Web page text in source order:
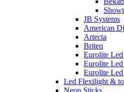
JB Systems
American Dj
Artecta
Briteq
Eurolite
Eurolite Led
Eurolite
Led Flexilight &
Neon Sticks